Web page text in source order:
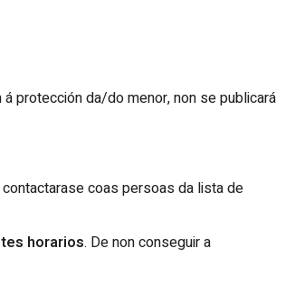
protección da/do menor, non se publicará
coas persoas da lista de
horarios. De non conseguir a